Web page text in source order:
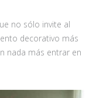
no sólo invite al
decorativo más
nada más entrar en